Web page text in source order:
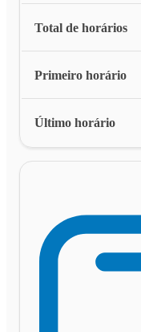
Total de horários
Primeiro horário
Último horário